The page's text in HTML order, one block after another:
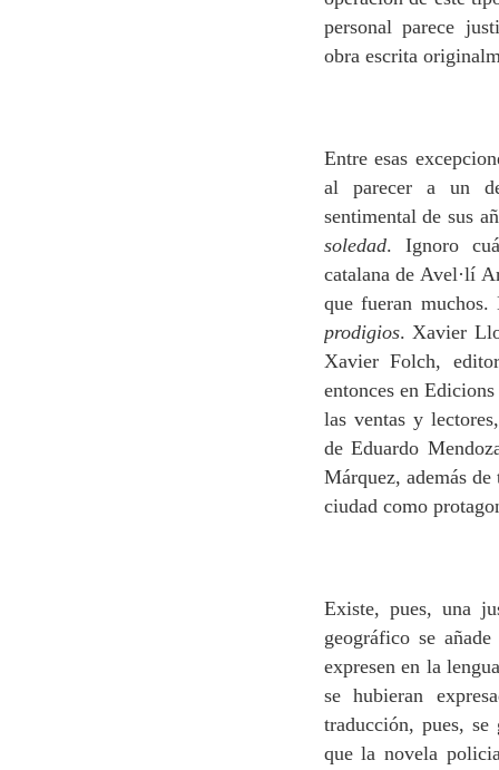
personal parece
obra escrita
Entre esas
al parecer a un
sentimental de sus
soledad. Ignoro
catalana de Avel·lí
que fueran
prodigios. Xavier
Xavier Folch,
entonces en
las ventas y
de Eduardo
Márquez, además
ciudad como
Existe, pues, una
geográfico se
expresen en la
se hubieran
traducción, pues,
que la novela